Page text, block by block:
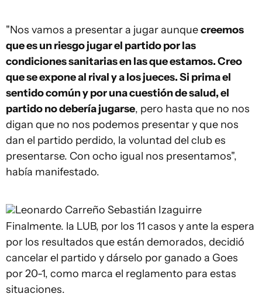
"Nos vamos a presentar a jugar aunquecreemos
que es un riesgo jugar el partido por las
condiciones sanitarias en las que estamos. Creo
que se expone al rival y a los jueces. Si prima el
sentido común y por una cuestión de salud, el
partido no debería jugarse, pero hasta que no nos
digan que no nos podemos presentar y que nos
dan el partido perdido, la voluntad del club es
presentarse. Con ocho igual nos presentamos",
había manifestado.
Leonardo Carreño Sebastián Izaguirre
Finalmente. la LUB, por los 11 casos y ante la espera
por los resultados que están demorados, decidió
cancelar el partido y dárselo por ganado a Goes
por 20-1, como marca el reglamento para estas
situaciones.